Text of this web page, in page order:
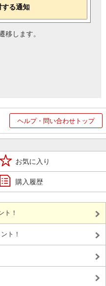
する通知
移します。
ヘルプ・問い合わせトップ
お気に入り
購入履歴
ト！
ト！